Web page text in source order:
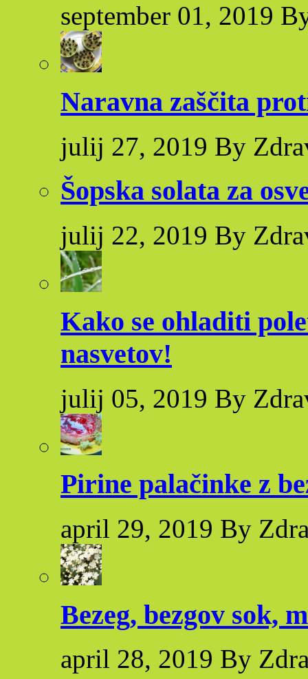
september 01, 2019
Naravna zaščita
julij 27, 2019 By
Šopska solata za
julij 22, 2019 By
Kako se ohladiti
nasvetov!
julij 05, 2019 By
Pirine palačinke z
april 29, 2019 By
Bezeg, bezgov sok,
april 28, 2019 By